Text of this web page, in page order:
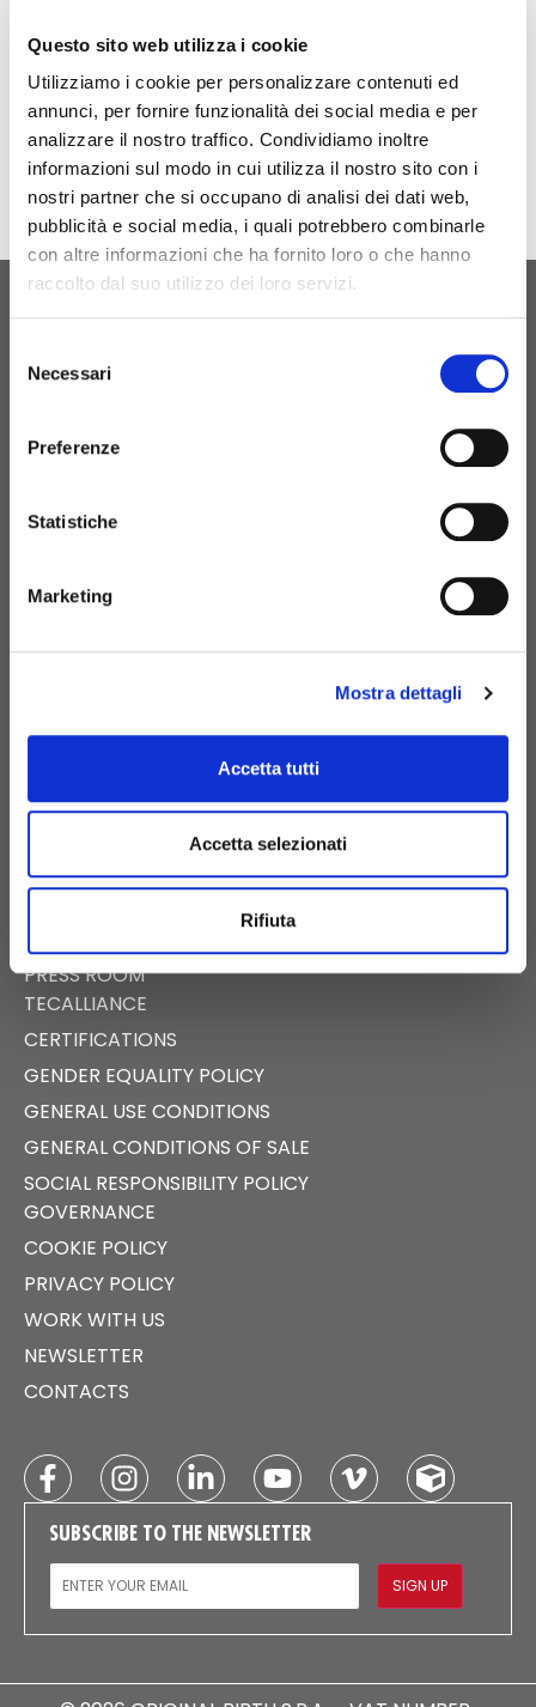
Questo sito web utilizza i cookie
Utilizziamo i cookie per personalizzare contenuti ed
annunci, per fornire funzionalità dei social media e per
analizzare il nostro traffico. Condividiamo inoltre
informazioni sul modo in cui utilizza il nostro sito con i
nostri partner che si occupano di analisi dei dati web,
pubblicità e social media, i quali potrebbero combinarle
con altre informazioni che ha fornito loro o che hanno
raccolto dal suo utilizzo dei loro servizi.
delNecessari
Preferenze
Statistiche
Marketing
Mostra dettagli
Accetta tutti
Accetta selezionati
Rifiuta
NULL
Download
CONTACT US
+39 081 506 2506
S.S. APPIA KM 192,500 – 81052
PIGNATARO MAGGIORE (CE) – ITALY
E-COMMERCE
DIGITAL CATALOG
NEWS
PRESS ROOM
TECALLIANCE
CERTIFICATIONS
GENDER EQUALITY POLICY
GENERAL USE CONDITIONS
GENERAL CONDITIONS OF SALE
SOCIAL RESPONSIBILITY POLICY
GOVERNANCE
COOKIE POLICY
PRIVACY POLICY
WORK WITH US
NEWSLETTER
CONTACTS
SUBSCRIBE TO THE NEWSLETTER
EMAIL
SIGN UP